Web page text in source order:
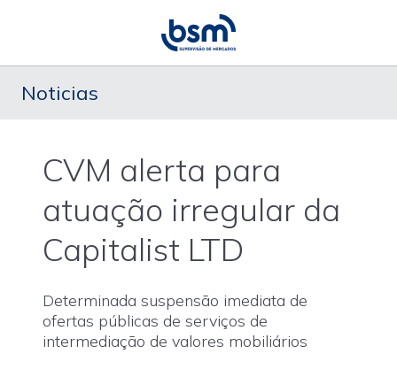
Noticias
CVM alerta para
atuação irregular da
Capitalist LTD
Determinada suspensão imediata de
ofertas públicas de serviços de
intermediação de valores mobiliários